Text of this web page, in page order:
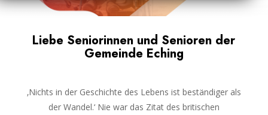
Liebe Seniorinnen und Senioren der
Gemeinde Eching
‚Nichts in der Geschichte des Lebens ist beständiger als
der Wandel.‘ Nie war das Zitat des britischen